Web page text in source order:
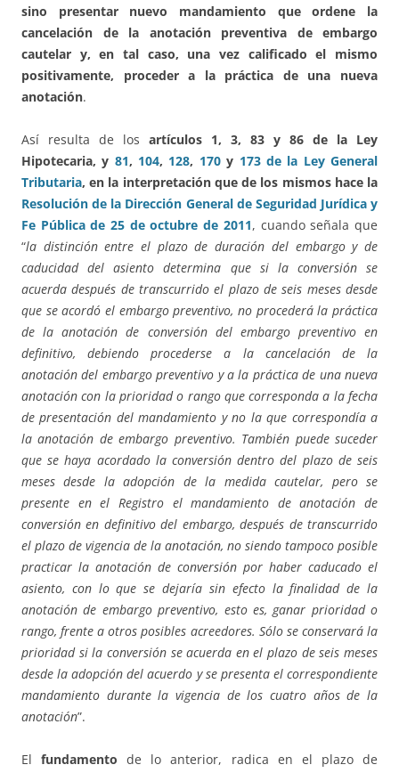
sino presentar nuevo mandamiento que ordene la
cancelación de la anotación preventiva de embargo
cautelar y, en tal caso, una vez calificado el mismo
positivamente, proceder a la práctica de una nueva
anotación.
Así resulta de los artículos 1, 3, 83 y 86 de la Ley
Hipotecaria, y 81, 104, 128, 170y 173 de la Ley General
Tributaria, en la interpretación que de los mismos hace la
Resolución de la Dirección General de Seguridad Jurídica y
Fe Pública de 25 de octubre de 2011, cuando señala que
“la distinción entre el plazo de duración del embargo y de
caducidad del asiento determina que si la conversión se
acuerda después de transcurrido el plazo de seis meses desde
que se acordó el embargo preventivo, no procederá la práctica
de la anotación de conversión del embargo preventivo en
definitivo, debiendo procederse a la cancelación de la
anotación del embargo preventivo y a la práctica de una nueva
anotación con la prioridad o rango que corresponda a la fecha
de presentación del mandamiento y no la que correspondía a
la anotación de embargo preventivo. También puede suceder
que se haya acordado la conversión dentro del plazo de seis
meses desde la adopción de la medida cautelar, pero se
presente en el Registro el mandamiento de anotación de
conversión en definitivo del embargo, después de transcurrido
el plazo de vigencia de la anotación, no siendo tampoco posible
practicar la anotación de conversión por haber caducado el
asiento, con lo que se dejaría sin efecto la finalidad de la
anotación de embargo preventivo, esto es, ganar prioridad o
rango, frente a otros posibles acreedores. Sólo se conservará la
prioridad si la conversión se acuerda en el plazo de seis meses
desde la adopción del acuerdo y se presenta el correspondiente
mandamiento durante la vigencia de los cuatro años de la
anotación”.
Elfundamento de lo anterior, radica en el plazo de